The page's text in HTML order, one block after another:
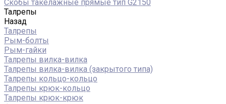
Скобы такелажные прямые тип G2150
Талрепы
Назад
Талрепы
Рым-болты
Рым-гайки
Талрепы вилка-вилка
Талрепы вилка-вилка (закрытого типа)
Талрепы кольцо-кольцо
Талрепы крюк-кольцо
Талрепы крюк-крюк